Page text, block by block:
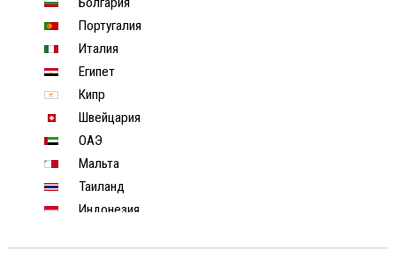
Португалия
Италия
Египет
Кипр
Швейцария
ОАЭ
Мальта
Таиланд
Индонезия